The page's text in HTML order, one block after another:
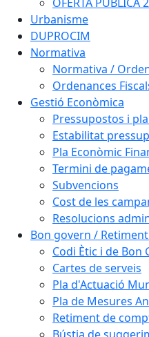
Urbanisme
DUPROCIM
Normativa
Normativa /
Ordenances
Gestió Econòmica
Pressupostos i
Estabilitat
Pla Econòmic
Termini de
Subvencions
Cost de les
Resolucions
Bon govern /
Codi Ètic i de Bon
Cartes de serveis
Pla d'Actuació
Pla de Mesures
Retiment de